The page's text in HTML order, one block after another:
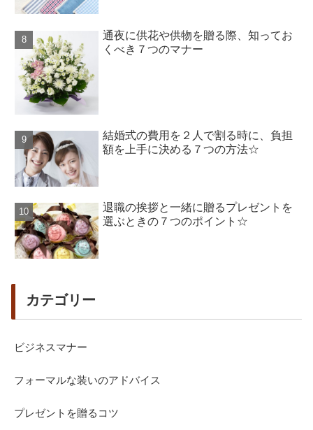
通夜に供花や供物を贈る際、知ってお
くべき７つのマナー
結婚式の費用を２人で割る時に、負担
額を上手に決める７つの方法☆
退職の挨拶と一緒に贈るプレゼントを
選ぶときの７つのポイント☆
カテゴリー
ビジネスマナー
フォーマルな装いのアドバイス
プレゼントを贈るコツ